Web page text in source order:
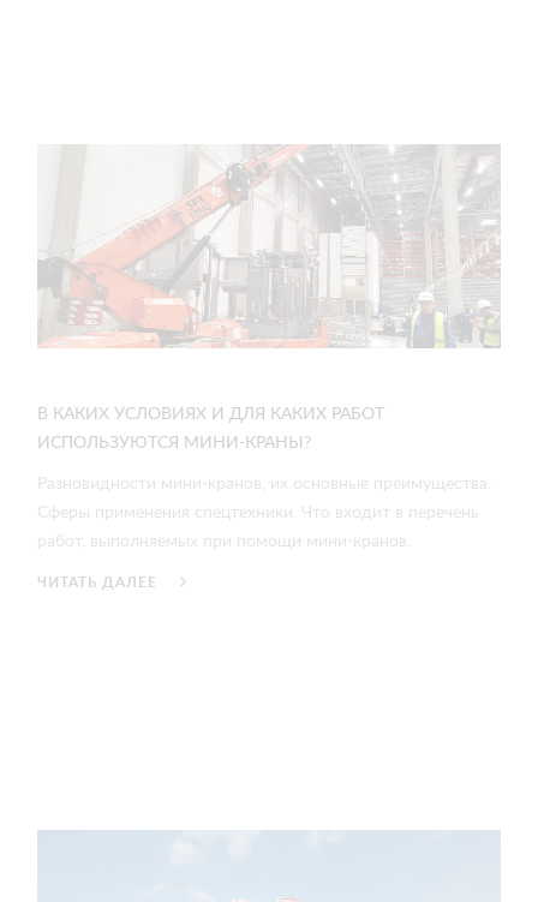
В КАКИХ УСЛОВИЯХ И ДЛЯ КАКИХ РАБОТ
ИСПОЛЬЗУЮТСЯ МИНИ-КРАНЫ?
Разновидности мини-кранов, их основные преимущества.
Сферы применения спецтехники. Что входит в перечень
работ, выполняемых при помощи мини-кранов.
ЧИТАТЬ ДАЛЕЕ